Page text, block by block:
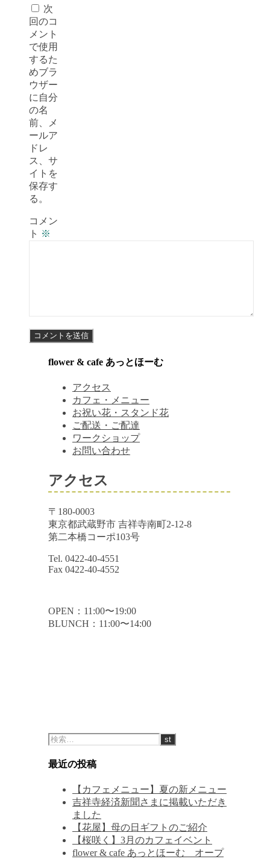
次
回のコ
メント
で使用
するた
めブラ
ウザー
に自分
の名
前、メ
ールア
ドレ
ス、サ
イトを
保存す
る。
コメン
ト ※
flower & cafe あっとほーむ
アクセス
カフェ・メニュー
お祝い花・スタンド花
ご配送・ご配達
ワークショップ
お問い合わせ
アクセス
〒180-0003
東京都武蔵野市 吉祥寺南町2-12-8
第二本橋コーポ103号
Tel. 0422-40-4551
Fax 0422-40-4552
OPEN：11:00〜19:00
BLUNCH：11:00〜14:00
最近の投稿
【カフェメニュー】夏の新メニュー
吉祥寺経済新聞さまに掲載いただき
ました
【花屋】母の日ギフトのご紹介
【桜咲く】3月のカフェイベント
flower & cafe あっとほーむ オープ